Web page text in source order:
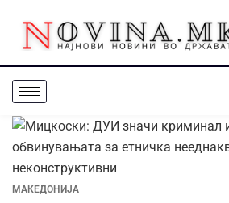
МАКЕДОНИЈА